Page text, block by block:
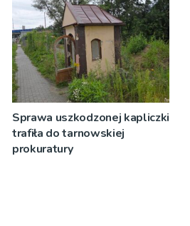
Sprawa uszkodzonej kapliczki
trafiła do tarnowskiej
prokuratury